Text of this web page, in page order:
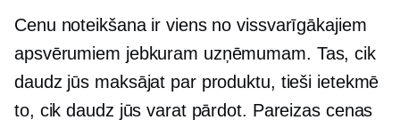
Cenu noteikšana ir viens no vissvarīgākajiem
apsvērumiem jebkuram uzņēmumam. Tas, cik
daudz jūs maksājat par produktu, tieši ietekmē
to, cik daudz jūs varat pārdot. Pareizas cenas